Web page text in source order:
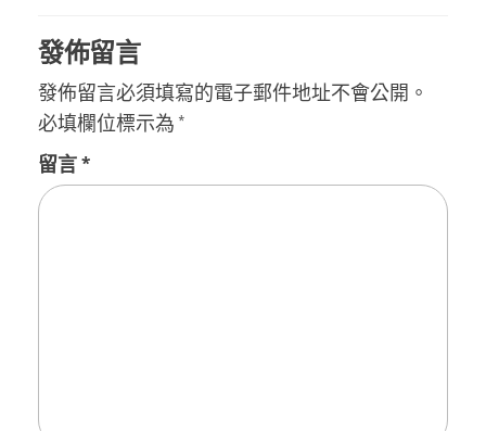
發佈留言
發佈留言必須填寫的電子郵件地址不會公開。
必填欄位標示為 *
留言*